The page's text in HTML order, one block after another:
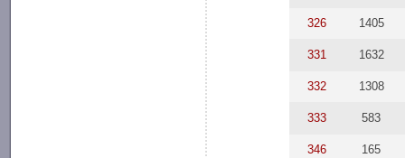
326 1405
331 1632
332 1308
333 583
346 165